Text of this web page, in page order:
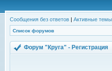
Сообщения без ответов | Активные темы
Список форумов
Форум "Круга" - Регистрация